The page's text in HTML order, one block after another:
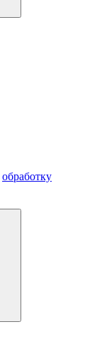
обработку